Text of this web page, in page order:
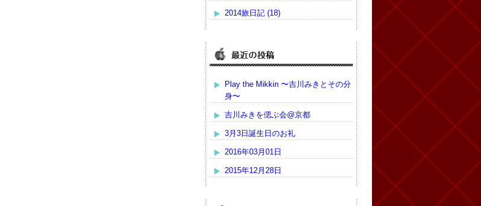
2014旅日記 (18)
Play the Mikkin 〜吉川みきとその分
身〜
吉川みきを偲ぶ会@京都
3月3日誕生日のお礼
2016年03月01日
2015年12月28日